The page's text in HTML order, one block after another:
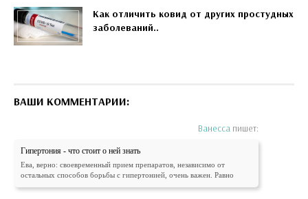
Как отличить ковид от других простудных
заболеваний..
ВАШИ КОММЕНТАРИИ:
Ванесса пишет:
Гипертония - что стоит о ней знать
Ева, верно: своевременный прием препаратов, независимо от
остальных способов борьбы с гипертонией, очень важен. Равно